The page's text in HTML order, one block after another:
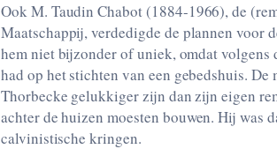
Ook M. Taudin Chabot (1884-1966), de
Maatschappij, verdedigde de plannen voor
hem niet bijzonder of uniek, omdat
had op het stichten van een gebedshuis.
Thorbecke gelukkiger zijn dan zijn eigen
achter de huizen moesten bouwen. Hij was
calvinistische kringen.